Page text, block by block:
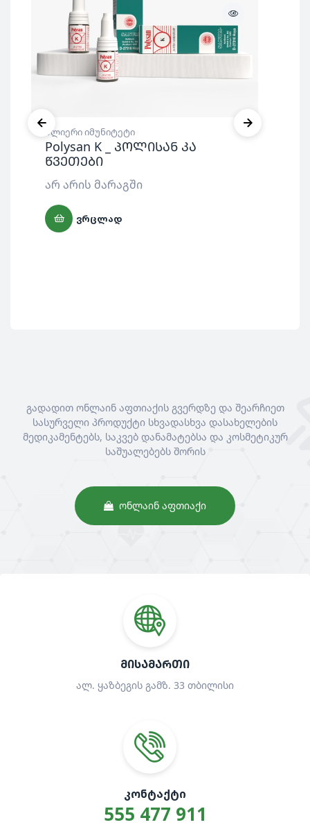
ძლიერი იმუნიტეტი
Polysan K _ პოლისან კა
წვეთები
არ არის მარაგში
ᲕᲠᲪᲚᲐᲓ
გადადით ონლაინ აფთიაქის გვერდზე და შეარჩიეთ
სასურველი პროდუქტი სხვადასხვა დასახელების
მედიკამენტებს, საკვებ დანამატებსა და კოსმეტიკურ
საშუალებებს შორის
ᲝᲜᲚᲐᲘᲜ ᲐᲤᲗᲘᲐᲥᲘ
ᲛᲘᲡᲐᲛᲐᲠᲗᲘ
ალ. ყაზბეგის გამზ. 33 თბილისი
ᲙᲝᲜᲢᲐᲥᲢᲘ
555 477 911